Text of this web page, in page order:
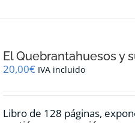
El Quebrantahuesos y
20,00€ IVA incluido
Libro de 128 páginas,